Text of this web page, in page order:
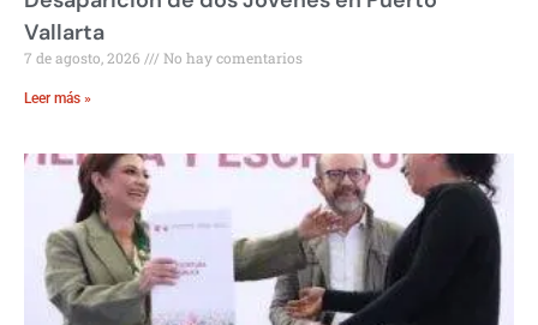
Vallarta
7 de agosto, 2026 No hay comentarios
Leer más »